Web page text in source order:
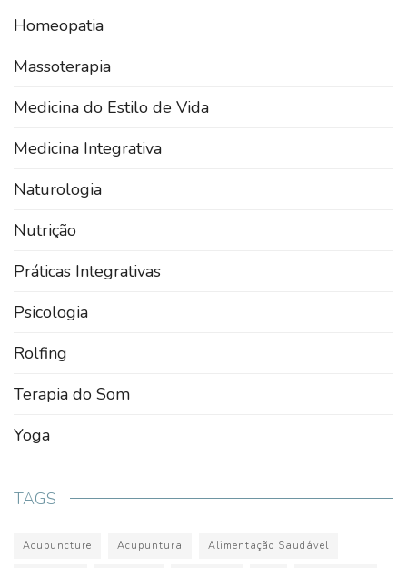
Homeopatia
Massoterapia
Medicina do Estilo de Vida
Medicina Integrativa
Naturologia
Nutrição
Práticas Integrativas
Psicologia
Rolfing
Terapia do Som
Yoga
TAGS
Acupuncture Acupuntura Alimentação Saudável